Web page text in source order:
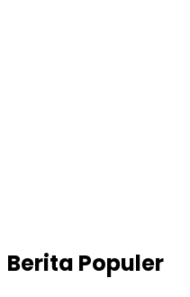
Berita Populer